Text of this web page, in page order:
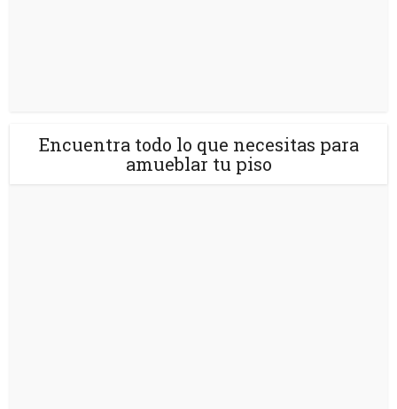
Encuentra todo lo que necesitas para
amueblar tu piso